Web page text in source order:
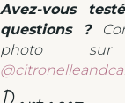
Avez-vous
questions ?
photo sur